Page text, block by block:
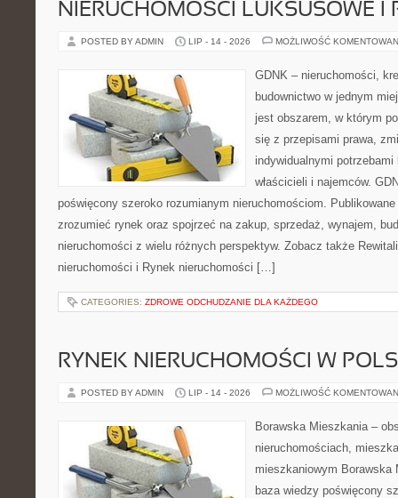
NIERUCHOMOŚCI LUKSUSOWE I
POSTED BY ADMIN LIP - 14 - 2026 MOŻLIWOŚĆ
GDNK – nieruchomości,
budownictwo w jednym
jest obszarem, w którym
się z przepisami prawa,
indywidualnymi
właścicieli i najemców.
poświęcony szeroko rozumianym nieruchomościom. Publikowane
zrozumieć rynek oraz spojrzeć na zakup, sprzedaż, wynajem,
nieruchomości z wielu różnych perspektyw. Zobacz także
nieruchomości i Rynek nieruchomości […]
CATEGORIES: ZDROWE ODCHUDZANIE DLA KAŻDEGO
RYNEK NIERUCHOMOŚCI W
POSTED BY ADMIN LIP - 14 - 2026 MOŻLIWOŚĆ
Borawska Mieszkania –
nieruchomościach,
mieszkaniowym Borawska
baza wiedzy poświęcony